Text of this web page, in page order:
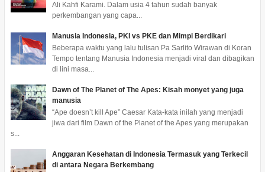
Ali Kahfi Karami. Dalam usia 4 tahun sudah banyak
perkembangan yang capa...
Manusia Indonesia, PKI vs PKE dan Mimpi Berdikari
Beberapa waktu yang lalu tulisan Pa Sarlito Wirawan di Koran
Tempo tentang Manusia Indonesia menjadi viral dan dibagikan
di lini masa...
Dawn of The Planet of The Apes: Kisah monyet yang juga
manusia
“Ape doesn’t kill Ape” Caesar Kata-kata inilah yang menjadi
jiwa dari film Dawn of the Planet of the Apes yang merupakan
s...
Anggaran Kesehatan di Indonesia Termasuk yang Terkecil
di antara Negara Berkembang